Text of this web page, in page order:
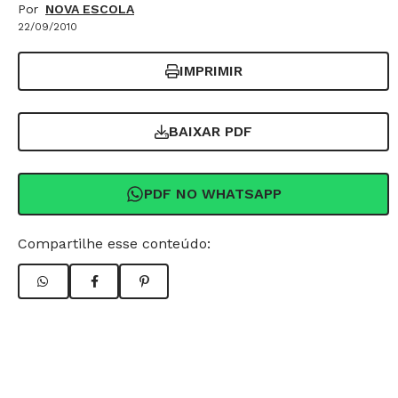
Por NOVA ESCOLA
22/09/2010
IMPRIMIR
BAIXAR PDF
PDF NO WHATSAPP
Compartilhe esse conteúdo: